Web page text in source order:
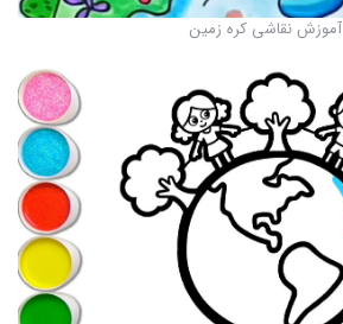
آموزش نقاشی کره زمین